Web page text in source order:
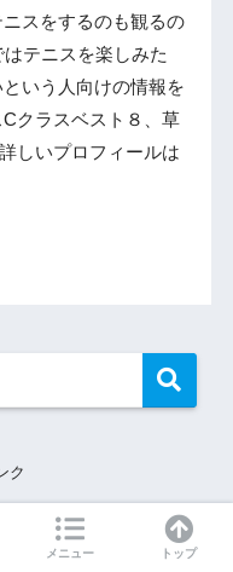
スをするのも観るの
テニスを楽しみた
いう人向けの情報を
クラスベスト８、草
しいプロフィールは
ク
メニュー トップ